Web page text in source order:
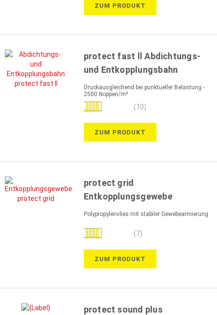
ZUM PRODUKT
protect fast ll Abdichtungs-
und Entkopplungsbahn
Druckausgleichend bei punktueller Belastung -
2500 Noppen/m²
Bewertung:
(10)
ZUM PRODUKT
protect grid
Entkopplungsgewebe
Polypropylenvlies mit stabiler Gewebearmierung
Bewertung: (7)
ZUM PRODUKT
protect sound plus